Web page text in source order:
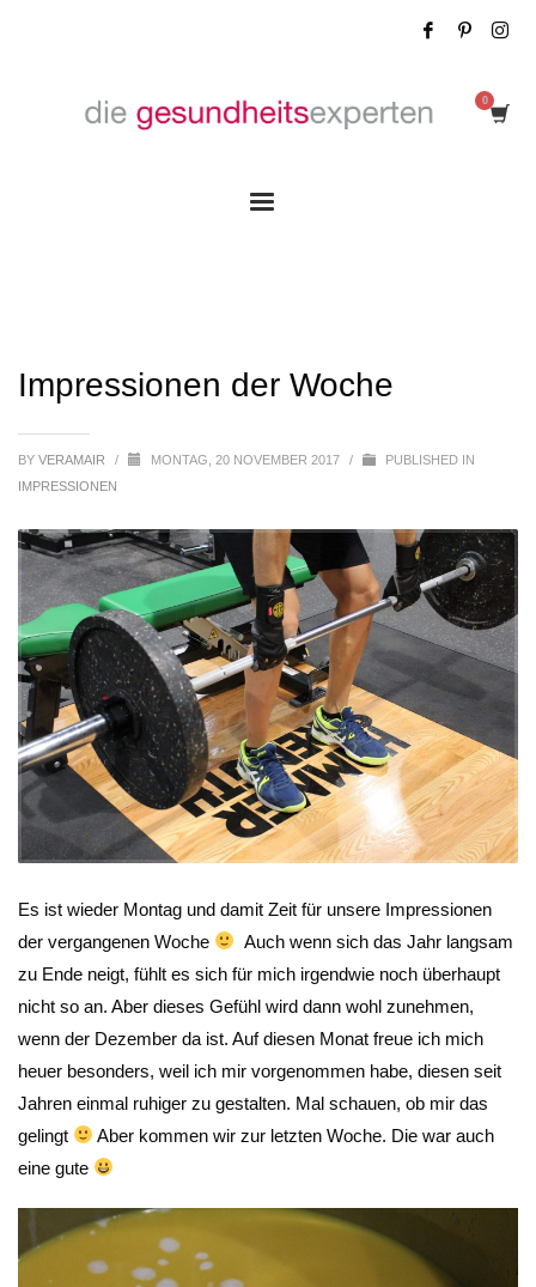
Impressionen der Woche
BY VERAMAIR / MONTAG, 20 NOVEMBER 2017 /
PUBLISHED IN
IMPRESSIONEN
Es ist wieder Montag und damit Zeit für unsere Impressionen
der vergangenen Woche
Auch wenn sich das Jahr langsam
zu Ende neigt, fühlt es sich für mich irgendwie noch überhaupt
nicht so an. Aber dieses Gefühl wird dann wohl zunehmen,
wenn der Dezember da ist. Auf diesen Monat freue ich mich
heuer besonders, weil ich mir vorgenommen habe, diesen seit
Jahren einmal ruhiger zu gestalten. Mal schauen, ob mir das
gelingt
Aber kommen wir zur letzten Woche. Die war auch
eine gute